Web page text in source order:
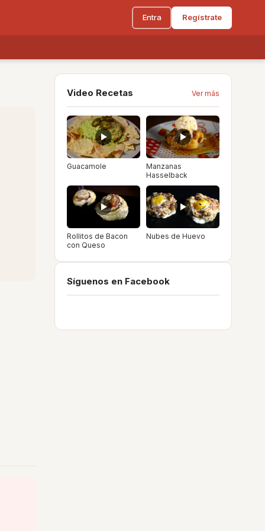
Entra Regístrate
Video Recetas Ver más
Guacamole
Manzanas
Hasselback
Rollitos de Bacon
con Queso
Nubes de Huevo
Síguenos en Facebook